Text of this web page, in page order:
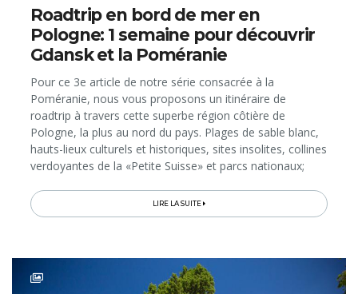
Roadtrip en bord de mer en
Pologne: 1 semaine pour découvrir
Gdansk et la Poméranie
Pour ce 3e article de notre série consacrée à la
Poméranie, nous vous proposons un itinéraire de
roadtrip à travers cette superbe région côtière de
Pologne, la plus au nord du pays. Plages de sable blanc,
hauts-lieux culturels et historiques, sites insolites, collines
verdoyantes de la «Petite Suisse» et parcs nationaux;
vivre en (...)
LIRE LA SUITE